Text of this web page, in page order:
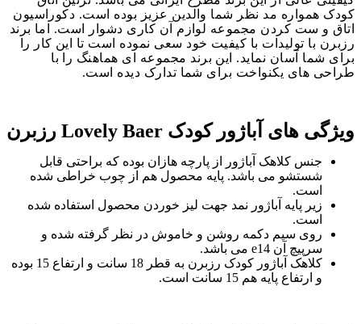
کودک همواره مد نظر شما والدین عزیز بوده است. دکوراسیون
اتاق و ست کردن مجموعه لوازم آن کاری دشوار است. اما برند
رزبرن با تولیدات با کیفیت خود سعی نموده است تا این کار را
برای شما آسان نماید. این برند مجموعه ای هماهنگ را با
طراحی های یکنواخت برای شما تدارک دیده است.
ویژگی های آباژور کودک Lovely Baer رزبرن
جنس کلاهک آباژور از پارچه هازان بوده که براحتی قابل
شستشو می باشد. پایه محصول هم از چوب خراطی شده
است.
زیر پایه آباژور نمد جهت لیز خوردن محصول استفاده شده
است.
روی سیم دکمه روشن و خاموش در نظر گرفته شده و
سرپیچ آن e14 می باشد.
کلاهک آباژور کودک رزبرن به قطر 18 سانت و ارتفاع 15 بوده
و ارتفاع پایه هم 15 سانت است.